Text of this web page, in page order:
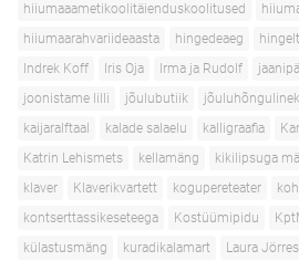
hiiumaaametikoolitäienduskoolitused
hiiumaarahvariideaasta
hingedeaeg
Indrek Koff
Iris Oja Irma ja Rudolf
joonistame lilli
jõulubutiik
kaijaralftaal
kalade salaelu kalligraafia
Katrin Lehismets
kellamäng kikilipsuga
klaver
Klaverikvartett kogupereteater
kontserttassikeseteega
Kostüümipidu
külastusmäng
kuradikalamart Laura Jörres